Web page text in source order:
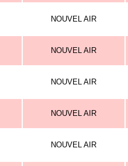
NOUVEL AIR
NOUVEL AIR
NOUVEL AIR
NOUVEL AIR
NOUVEL AIR